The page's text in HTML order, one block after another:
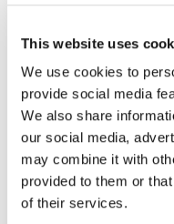
This website uses
We use cookies to
provide social media
We also share
our social media,
may combine it with
provided to them or
of their services.
Probados al
En el Thule Test
Suecia, los productos
extremas. Nuestros
diseñados para
la forma más segura y
contamos algunas de
realizamos.